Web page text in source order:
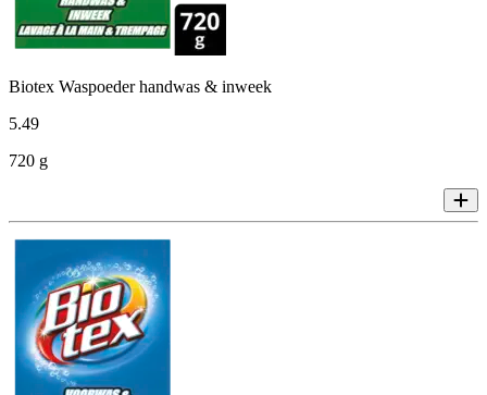
Biotex Waspoeder handwas & inweek
5.49
720 g